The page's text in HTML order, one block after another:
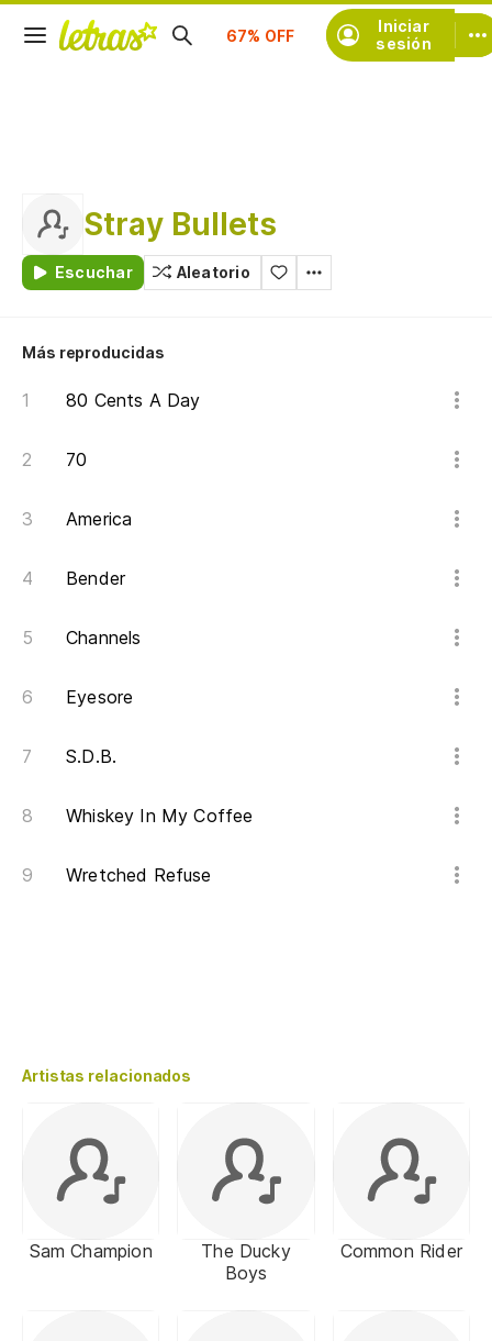
Iniciar
sesión
Suscríbete
Stray Bullets
Escuchar Aleatorio
Más reproducidas
80 Cents A Day
70
America
Bender
Channels
Eyesore
S.D.B.
Whiskey In My Coffee
Wretched Refuse
Artistas relacionados
Sam Champion
The Ducky
Boys
Common Rider